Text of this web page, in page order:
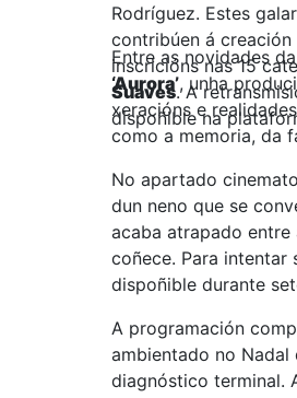
Rodríguez. Estes
contribúen á
inscricións nas 15
Suaves. A
dispoñible na
Entre as novidades
‘Aurora’, unha
xeracións e
como a memoria, da
No apartado
dun neno que se
acaba atrapado entre
coñece. Para intentar
dispoñible durante
A programación
ambientado no
diagnóstico terminal.